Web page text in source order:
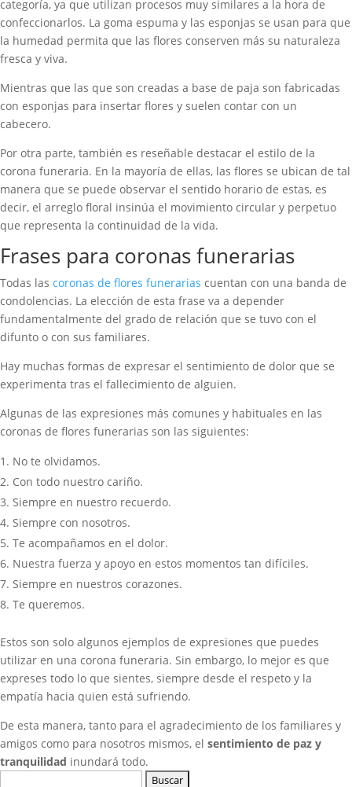
categoría, ya que utilizan procesos muy similares a la hora de
confeccionarlos. La goma espuma y las esponjas se usan para que
la humedad permita que las flores conserven más su naturaleza
fresca y viva.
Mientras que las que son creadas a base de paja son fabricadas
con esponjas para insertar flores y suelen contar con un
cabecero.
Por otra parte, también es reseñable destacar el estilo de la
corona funeraria. En la mayoría de ellas, las flores se ubican de tal
manera que se puede observar el sentido horario de estas, es
decir, el arreglo floral insinúa el movimiento circular y perpetuo
que representa la continuidad de la vida.
Frases para coronas funerarias
Todas las coronas de flores funerarias cuentan con una banda de
condolencias. La elección de esta frase va a depender
fundamentalmente del grado de relación que se tuvo con el
difunto o con sus familiares.
Hay muchas formas de expresar el sentimiento de dolor que se
experimenta tras el fallecimiento de alguien.
Algunas de las expresiones más comunes y habituales en las
coronas de flores funerarias son las siguientes:
No te olvidamos.
Con todo nuestro cariño.
Siempre en nuestro recuerdo.
Siempre con nosotros.
Te acompañamos en el dolor.
Nuestra fuerza y apoyo en estos momentos tan difíciles.
Siempre en nuestros corazones.
Te queremos.
Estos son solo algunos ejemplos de expresiones que puedes
utilizar en una corona funeraria. Sin embargo, lo mejor es que
expreses todo lo que sientes, siempre desde el respeto y la
empatía hacia quien está sufriendo.
De esta manera, tanto para el agradecimiento de los familiares y
amigos como para nosotros mismos, el sentimiento de paz y
tranquilidad inundará todo.